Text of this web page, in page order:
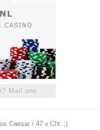
Mail ons
Caesar / 47 v.Chr. ;)